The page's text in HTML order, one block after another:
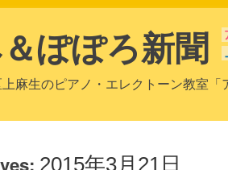
ぽぽろ新聞
麻生のピアノ・エレクトーン教室
2015年3月21日